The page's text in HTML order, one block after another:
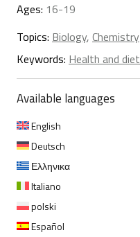
Ages: 16-19
Topics: Biology, Chemistry
Keywords: Health and diet
Available languages
English
Deutsch
Ελληνικα
Italiano
polski
Español